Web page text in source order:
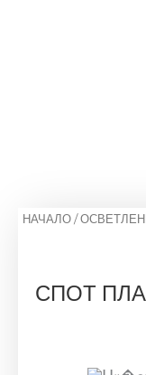
НАЧАЛО/
СПОТ